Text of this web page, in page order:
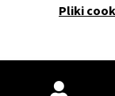
Pliki
Wyszukiwarka